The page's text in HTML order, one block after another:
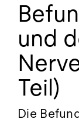
Für Zuweiser
und
Teil)
Die